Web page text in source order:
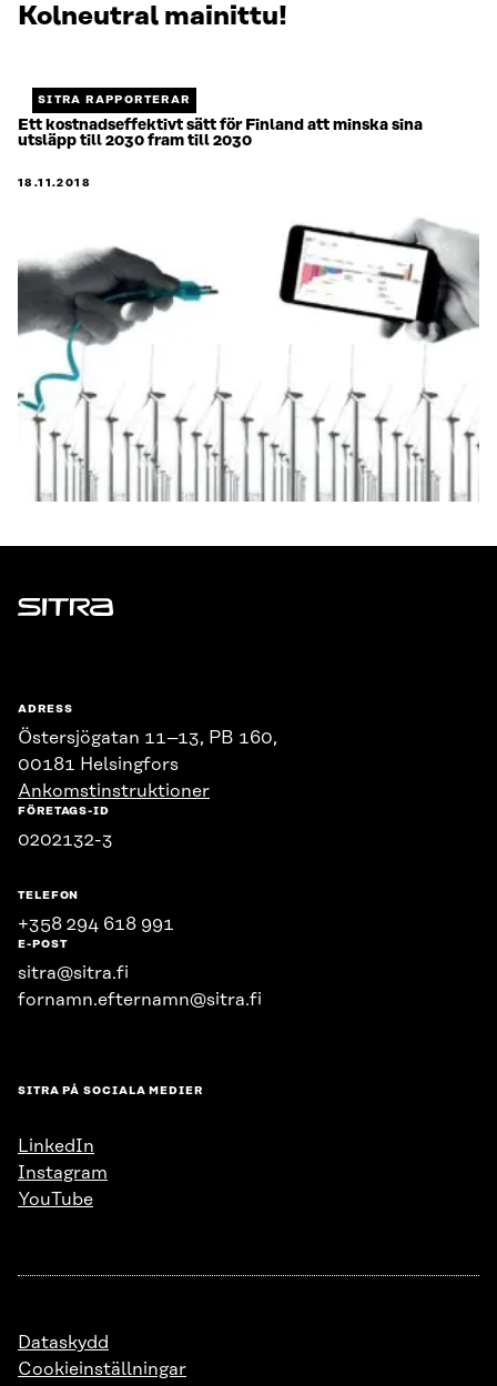
Kolneutral mainittu!
SITRA RAPPORTERAR
Ett kostnadseffektivt sätt för Finland att minska sina
utsläpp till 2030 fram till 2030
18.11.2018
Näytetään
Jäljellä
0.
Sitra
ADRESS
Östersjögatan 11–13, PB 160,
00181 Helsingfors
Ankomstinstruktioner
FÖRETAGS-ID
0202132-3
TELEFON
+358 294 618 991
E-POST
sitra@sitra.fi
fornamn.efternamn@sitra.fi
SITRA PÅ SOCIALA MEDIER
LinkedIn
Instagram
YouTube
Dataskydd
Cookieinställningar